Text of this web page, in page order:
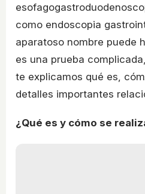
como endoscopia
aparatoso nombre puede
es una prueba
te explicamos qué es,
detalles importantes
¿Qué es y cómo se